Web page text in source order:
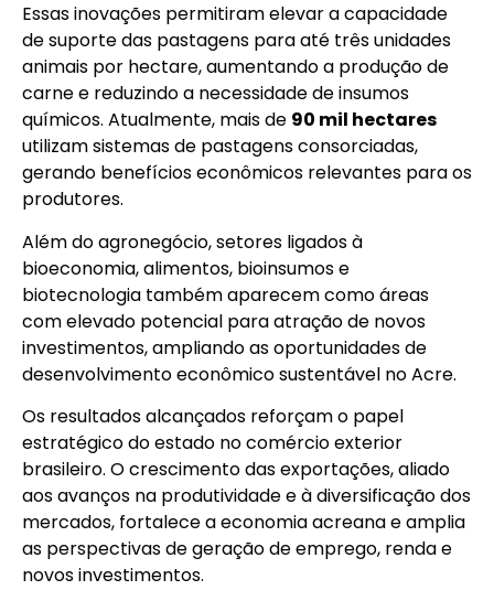
Essas inovações permitiram elevar a capacidade
de suporte das pastagens para até três unidades
animais por hectare, aumentando a produção de
carne e reduzindo a necessidade de insumos
químicos. Atualmente, mais de 90 mil hectares
utilizam sistemas de pastagens consorciadas,
gerando benefícios econômicos relevantes para os
produtores.
Além do agronegócio, setores ligados à
bioeconomia, alimentos, bioinsumos e
biotecnologia também aparecem como áreas
com elevado potencial para atração de novos
investimentos, ampliando as oportunidades de
desenvolvimento econômico sustentável no Acre.
Os resultados alcançados reforçam o papel
estratégico do estado no comércio exterior
brasileiro. O crescimento das exportações, aliado
aos avanços na produtividade e à diversificação dos
mercados, fortalece a economia acreana e amplia
as perspectivas de geração de emprego, renda e
novos investimentos.